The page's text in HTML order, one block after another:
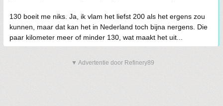
130 boeit me niks. Ja, ik vlam het liefst 200 als het ergens zou
kunnen, maar dat kan het in Nederland toch bijna nergens. Die
paar kilometer meer of minder 130, wat maakt het uit...
▼ Advertentie door Refinery89